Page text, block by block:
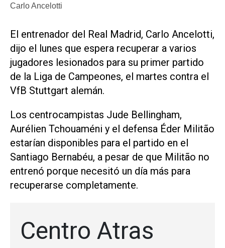
Carlo Ancelotti
El entrenador del Real Madrid, Carlo Ancelotti,
dijo el lunes que espera recuperar a varios
jugadores lesionados para su primer partido
de la Liga de Campeones, el martes contra el
VfB Stuttgart alemán.
Los centrocampistas Jude Bellingham,
Aurélien Tchouaméni y el defensa Éder Militão
estarían disponibles para el partido en el
Santiago Bernabéu, a pesar de que Militão no
entrenó porque necesitó un día más para
recuperarse completamente.